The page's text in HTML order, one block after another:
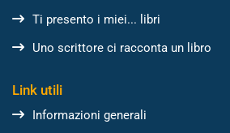
Ti presento i miei... libri
Uno scrittore ci racconta un libro
Link utili
Informazioni generali